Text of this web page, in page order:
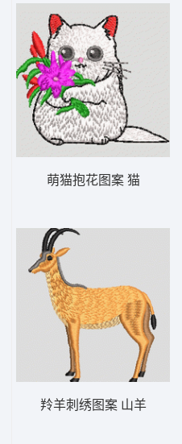
萌猫抱花图案 猫
羚羊刺绣图案 山羊